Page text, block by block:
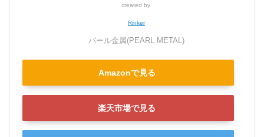
created by
Rinker
パール金属(PEARL METAL)
Amazonで見る
楽天市場で見る